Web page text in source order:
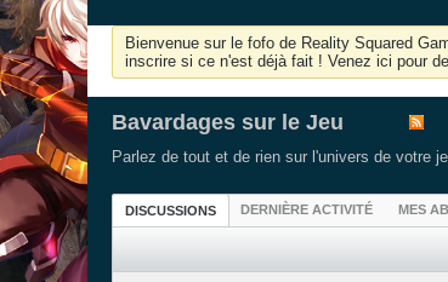
Bienvenue sur le fofo de Reality Squared
inscrire si ce n'est déjà fait ! Venez ici pour
Bavardages sur le Jeu
Parlez de tout et de rien sur l'univers de votre
DISCUSSIONS DERNIÈRE ACTIVITÉ MES